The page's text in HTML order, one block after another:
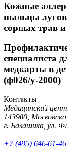
Кожные
пыльцы
сорных трав
специалиста
медкарты в
(ф026/у-2000)
Контакты
Медицинский
143900,
г. Балашиха, ул.
+7 (495) 646-61-46